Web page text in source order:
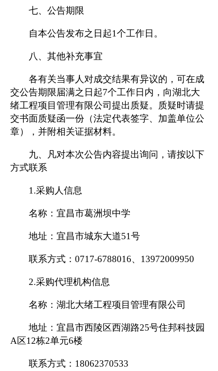
七、公告期限
自本公告发布之日起1个工作日。
八、其他补充事宜
各有关当事人对成交结果有异议的，可在成
交公告期限届满之日起7个工作日内，向湖北大
绪工程项目管理有限公司提出质疑。质疑时请提
交书面质疑函一份（法定代表签字、加盖单位公
章），并附相关证据材料。
九、凡对本次公告内容提出询问，请按以下
方式联系
1.采购人信息
名称：宜昌市葛洲坝中学
地址：宜昌市城东大道51号
联系方式： 0717-6788016、 13972009950
2.采购代理机构信息
名称：湖北大绪工程项目管理有限公司
地址：宜昌市西陵区西湖路25号住邦科技园
A区12栋2单元6楼
联系方式： 18062370533